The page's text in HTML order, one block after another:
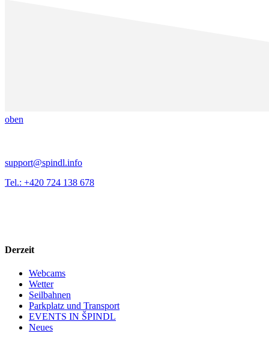
oben
support@spindl.info
Tel.: +420 724 138 678
Derzeit
Webcams
Wetter
Seilbahnen
Parkplatz und Transport
EVENTS IN ŠPINDL
Neues